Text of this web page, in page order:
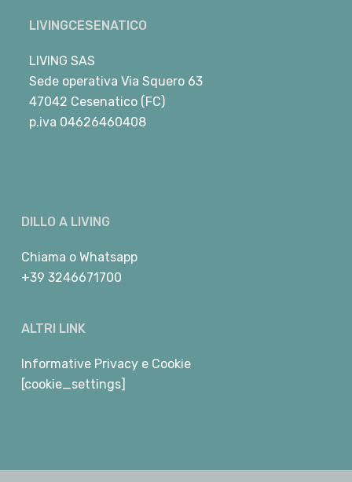
LIVINGCESENATICO
LIVING SAS
Sede operativa Via Squero 63
47042 Cesenatico (FC)
p.iva 04626460408
DILLO A LIVING
Chiama o Whatsapp
+39 3246671700
ALTRI LINK
Informative Privacy e Cookie
[cookie_settings]